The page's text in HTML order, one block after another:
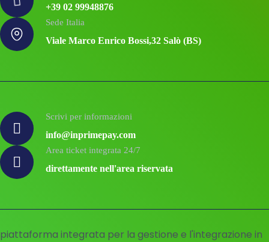
+39 02 99948876
Sede Italia
Viale Marco Enrico Bossi,32 Salò (BS)
Scrivi per informazioni
info@inprimepay.com
Area ticket integrata 24/7
direttamente nell'area riservata
piattaforma integrata per la gestione e l'integrazione in